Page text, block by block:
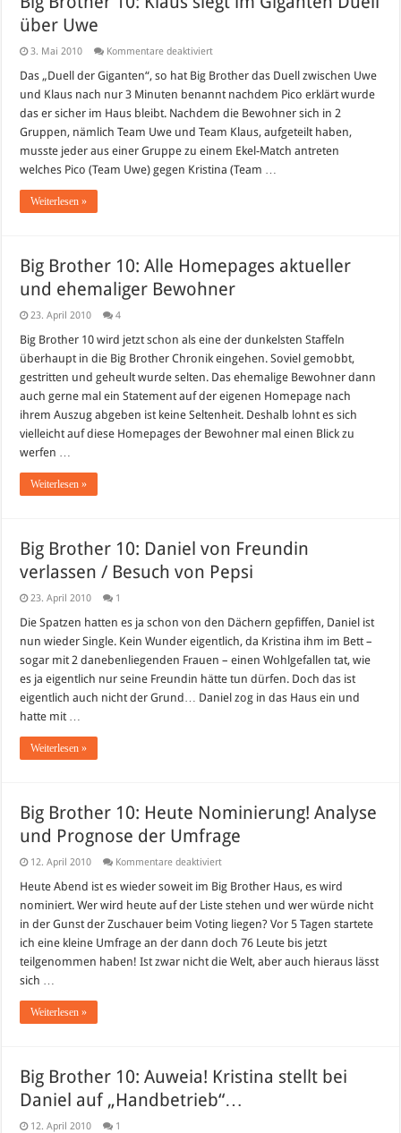
über Uwe
3. Mai 2010 Kommentare deaktiviertfür
Brother
Klaus
siegt
im
Giganten
über
Uwe
Das „Duell der Giganten“, so hat Big Brother das Duell zwischen Uwe
und Klaus nach nur 3 Minuten benannt nachdem Pico erklärt wurde
das er sicher im Haus bleibt. Nachdem die Bewohner sich in 2
Gruppen, nämlich Team Uwe und Team Klaus, aufgeteilt haben,
musste jeder aus einer Gruppe zu einem Ekel-Match antreten
welches Pico (Team Uwe) gegen Kristina (Team …
Weiterlesen »
Big Brother 10: Alle Homepages aktueller
und ehemaliger Bewohner
23. April 2010 4
Big Brother 10 wird jetzt schon als eine der dunkelsten Staffeln
überhaupt in die Big Brother Chronik eingehen. Soviel gemobbt,
gestritten und geheult wurde selten. Das ehemalige Bewohner dann
auch gerne mal ein Statement auf der eigenen Homepage nach
ihrem Auszug abgeben ist keine Seltenheit. Deshalb lohnt es sich
vielleicht auf diese Homepages der Bewohner mal einen Blick zu
werfen …
Weiterlesen »
Big Brother 10: Daniel von Freundin
verlassen / Besuch von Pepsi
23. April 2010 1
Die Spatzen hatten es ja schon von den Dächern gepfiffen, Daniel ist
nun wieder Single. Kein Wunder eigentlich, da Kristina ihm im Bett –
sogar mit 2 danebenliegenden Frauen – einen Wohlgefallen tat, wie
es ja eigentlich nur seine Freundin hätte tun dürfen. Doch das ist
eigentlich auch nicht der Grund… Daniel zog in das Haus ein und
hatte mit …
Weiterlesen »
Big Brother 10: Heute Nominierung! Analyse
und Prognose der Umfrage
12. April 2010 Kommentare deaktiviertfür
Brother
10:
Heute
Nominierung!
Analyse
und
Prognose
der
Heute Abend ist es wieder soweit im Big Brother Haus, es wird
nominiert. Wer wird heute auf der Liste stehen und wer würde nicht
in der Gunst der Zuschauer beim Voting liegen? Vor 5 Tagen startete
ich eine kleine Umfrage an der dann doch 76 Leute bis jetzt
teilgenommen haben! Ist zwar nicht die Welt, aber auch hieraus lässt
sich …
Weiterlesen »
Big Brother 10: Auweia! Kristina stellt bei
Daniel auf „Handbetrieb“…
12. April 2010 1